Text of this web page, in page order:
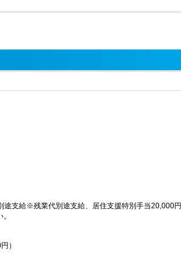
支給※残業代別途支給、居住支援特別手当20,000円
）